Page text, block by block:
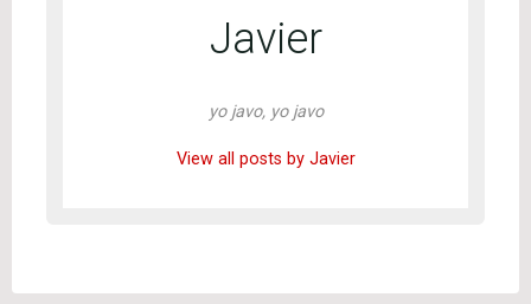
Javier
yo javo, yo javo
View all posts by Javier